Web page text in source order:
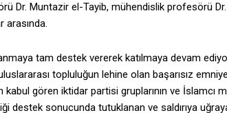
Dr. Muntazir el-Tayib, mühendislik profesörü
arasında.
tam destek vererek katılmaya devam
topluluğun lehine olan başarısız
kabul gören iktidar partisi gruplarının ve
destek sonucunda tutuklanan ve saldırıya